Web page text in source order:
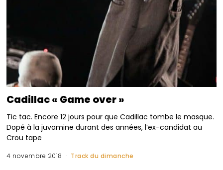
Cadillac « Game over »
Tic tac. Encore 12 jours pour que Cadillac tombe le masque.
Dopé à la juvamine durant des années, l’ex-candidat au
Crou tape
4 novembre 2018 Track du dimanche